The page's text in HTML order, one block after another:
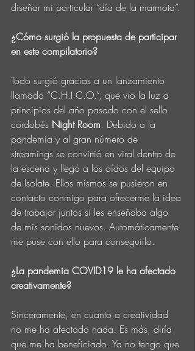
diseñar mi particular “día de la marmota”.
¿Cómo surgió la propuesta de participar
en este compilatorio?
Todo surgió gracias a un lanzamiento
llamado “C.H.I.C.O.”, que vio la luz a
principios del año pasado con el sello
cordobés Night Room. Debido a la
pandemia y al gran número de
streamings se convirtió en viral dentro de
la escena y llegó a los oídos del equipo
de Isolate. Ellos mismos se pusieron en
contacto conmigo para ofrecerme la idea
de trabajar juntos si les enseñaba algo
de mis sonidos nuevos. Automáticamente
me puse con ello para conseguirlo.
¿La pandemia COVID19 le ha afectado
creativamente?
Sinceramente, en cuanto a creatividad
no me ha afectado nada. Es más, diría
que me ha beneficiado. Ya no tengo que